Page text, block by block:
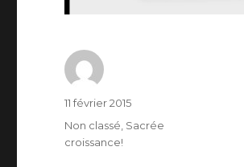
Auteur
Publié
le
11 février 2015
Catégories
Non classé Sacrée
croissance!